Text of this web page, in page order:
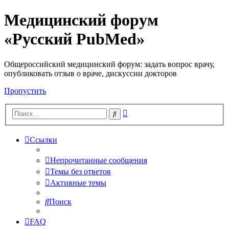
Медицинский форум
«Русский PubMed»
Общероссийский медицинский форум: задать вопрос врачу,
опубликовать отзыв о враче, дискуссии докторов
Пропустить
Поиск
Ссылки
Непрочитанные сообщения
Темы без ответов
Активные темы
Поиск
FAQ